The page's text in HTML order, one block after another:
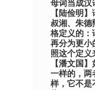
母词当成汉
【 陆俭明 】
叔湘、朱德
格定义的：
再分为更小
照这个定义
【潘文国 】
一样的，两
样，它不是